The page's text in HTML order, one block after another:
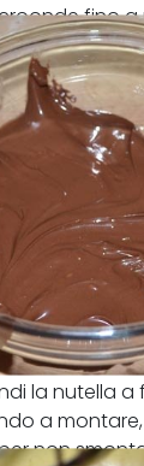
fino a
la nutella a
a
non